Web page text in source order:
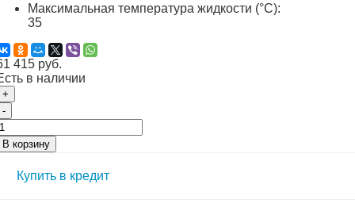
Максимальная температура жидкости (°C):
35
415 руб.
в наличии
+
-
В корзину
Купить в кредит